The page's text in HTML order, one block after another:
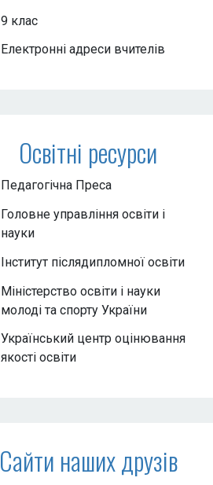
9 клас
Електронні адреси вчителів
Освітні ресурси
Педагогічна Преса
Головне управління освіти і
науки
Інститут післядипломної освіти
Міністерство освіти і науки
молоді та спорту України
Український центр оцінювання
якості освіти
Сайти наших друзів